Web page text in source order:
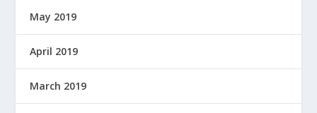
May 2019
April 2019
March 2019